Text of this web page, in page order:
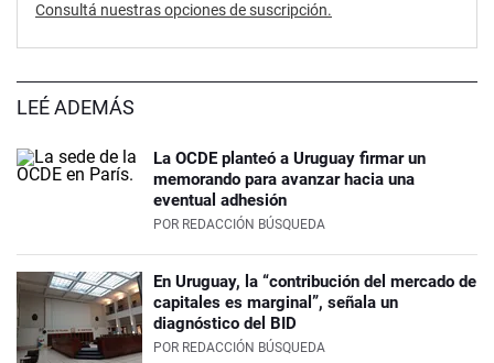
Consultá nuestras opciones de suscripción.
LEÉ ADEMÁS
La OCDE planteó a Uruguay firmar un
memorando para avanzar hacia una
eventual adhesión
POR REDACCIÓN BÚSQUEDA
En Uruguay, la “contribución del mercado de
capitales es marginal”, señala un
diagnóstico del BID
POR REDACCIÓN BÚSQUEDA